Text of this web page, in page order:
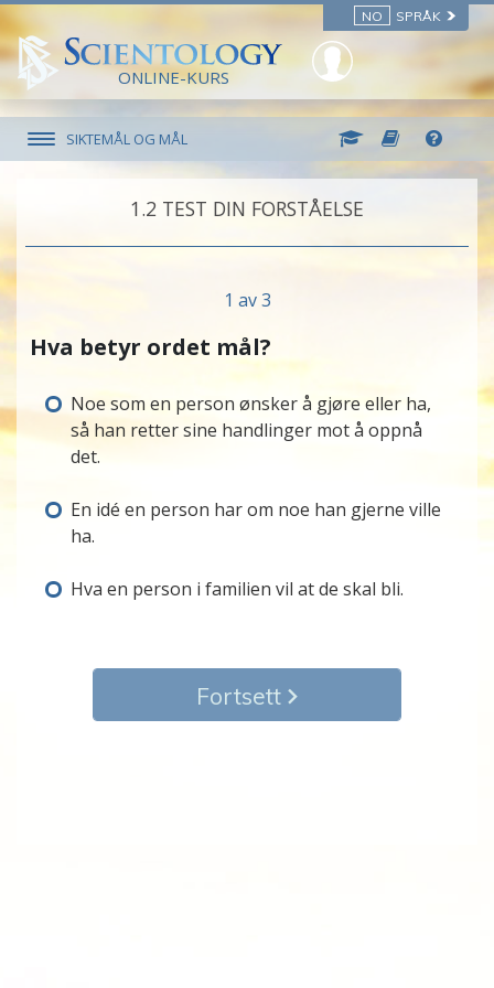
NO SPRÅK
ONLINE-KURS
SIKTEMÅL OG MÅL
1.‎2 TEST DIN FORSTÅELSE
1 av 3
Hva betyr ordet mål?
Noe som en person ønsker å gjøre eller ha,
så han retter sine handlinger mot å oppnå
det.
En idé en person har om noe han gjerne ville
ha.
Hva en person i familien vil at de skal bli.
Fortsett